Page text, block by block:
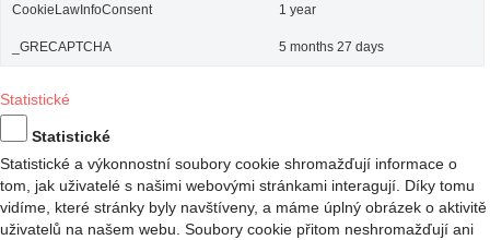
CookieLawInfoConsent 1 year
_GRECAPTCHA 5 months 27 days
Statistické
Statistické
Statistické a výkonnostní soubory cookie shromažďují informace o
tom, jak uživatelé s našimi webovými stránkami interagují. Díky tomu
vidíme, které stránky byly navštíveny, a máme úplný obrázek o aktivitě
uživatelů na našem webu. Soubory cookie přitom neshromažďují ani